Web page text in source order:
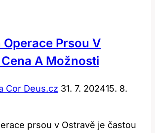
Operace Prsou V
A Možnosti
Cor Deus.cz 31. 7. 202415. 8.
prsou v Ostravě je častou